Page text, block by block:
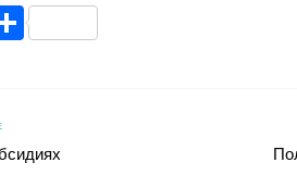
Поділитися